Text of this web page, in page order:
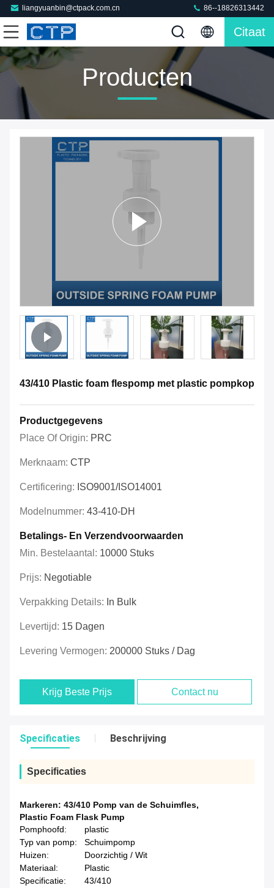
liangyuanbin@ctpack.com.cn 86--18826313442
Citaat
Producten
43/410 Plastic foam flespomp met plastic pompkop
Productgegevens
Place Of Origin: PRC
Merknaam: CTP
Certificering: ISO9001/ISO14001
Modelnummer: 43-410-DH
Betalings- En Verzendvoorwaarden
Min. Bestelaantal: 10000 Stuks
Prijs: Negotiable
Verpakking Details: In Bulk
Levertijd: 15 Dagen
Levering Vermogen: 200000 Stuks / Dag
Krijg Beste Prijs Contact nu
Specificaties Beschrijving
Specificaties
Markeren: 43/410 Pomp van de Schuimfles,
Plastic Foam Flask Pump
Pomphoofd:
plastic
Typ van pomp:
Schuimpomp
Huizen:
Doorzichtig / Wit
Materiaal:
Plastic
Specificatie:
43/410